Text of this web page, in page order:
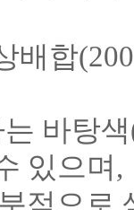
합
바탕색
있으며,